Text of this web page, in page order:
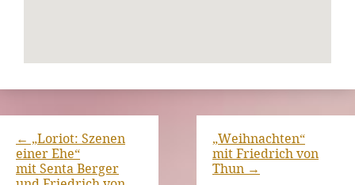
← „Loriot: Szenen
einer Ehe“
mit Senta Berger
„Weihnachten“
mit Friedrich von
Thun →